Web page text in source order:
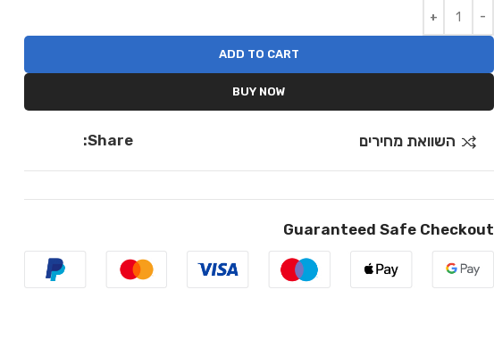
ADD TO CART
BUY NOW
השוואת מחירים Share:
Guaranteed Safe Checkout